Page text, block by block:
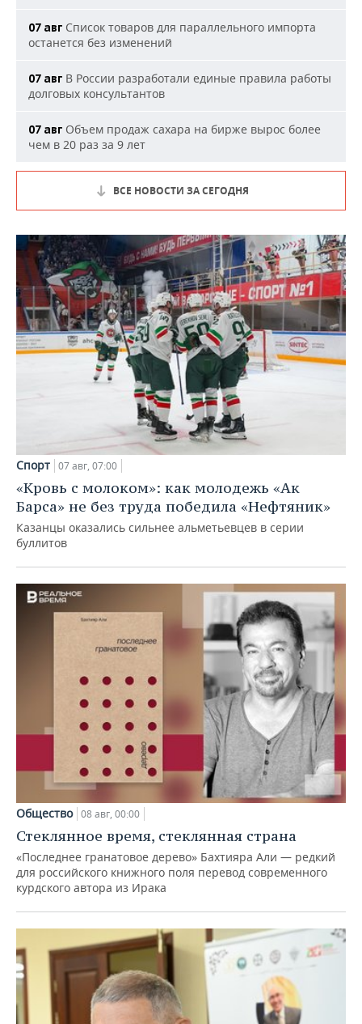
07 авг Список товаров для параллельного импорта
останется без изменений
07 авг В России разработали единые правила работы
долговых консультантов
07 авг Объем продаж сахара на бирже вырос более
чем в 20 раз за 9 лет
ВСЕ НОВОСТИ ЗА СЕГОДНЯ
Спорт 07 авг, 07:00
«Кровь с молоком»: как молодежь «Ак
Барса» не без труда победила «Нефтяник»
Казанцы оказались сильнее альметьевцев в серии
буллитов
Общество 08 авг, 00:00
Стеклянное время, стеклянная страна
«Последнее гранатовое дерево» Бахтияра Али — редкий
для российского книжного поля перевод современного
курдского автора из Ирака